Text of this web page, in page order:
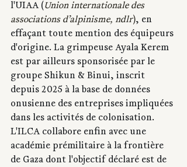
l'UIAA (Union internationale des
associations d’alpinisme, ndlr), en
effaçant toute mention des équipeurs
d'origine. La grimpeuse Ayala Kerem
est par ailleurs sponsorisée par le
groupe Shikun & Binui, inscrit
depuis 2025 à la base de données
onusienne des entreprises impliquées
dans les activités de colonisation.
L'ILCA collabore enfin avec une
académie prémilitaire à la frontière
de Gaza dont l'objectif déclaré est de